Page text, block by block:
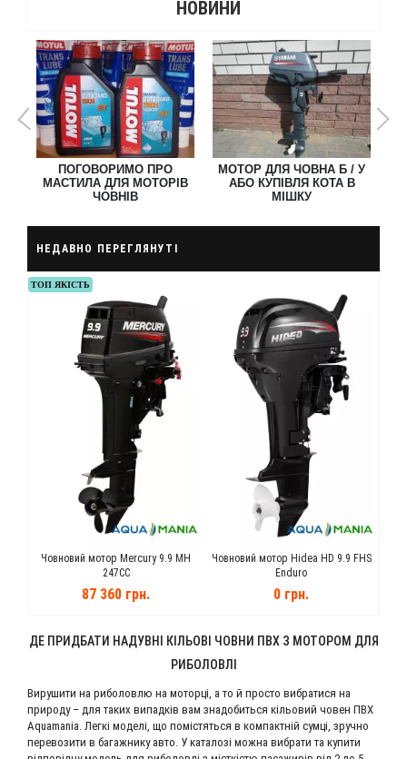
ПОГОВОРИМО ПРО
МАСТИЛА ДЛЯ МОТОРІВ
ЧОВНІВ
МОТОР ДЛЯ ЧОВНА Б / У
АБО КУПІВЛЯ КОТА В
МІШКУ
НЕДАВНО ПЕРЕГЛЯНУТІ
ТОП ЯКІСТЬ
Човновий мотор Mercury 9.9 MH
247CC
87 360 грн.
Човновий мотор Hidea HD 9.9 FHS
Enduro
0 грн.
ДЕ ПРИДБАТИ НАДУВНІ КІЛЬОВІ ЧОВНИ ПВХ З МОТОРОМ ДЛЯ
РИБОЛОВЛІ
Вирушити на риболовлю на моторці, а то й просто вибратися на
природу – для таких випадків вам знадобиться кільовий човен ПВХ
Aquamania. Легкі моделі, що помістяться в компактній сумці, зручно
перевозити в багажнику авто. У каталозі можна вибрати та купити